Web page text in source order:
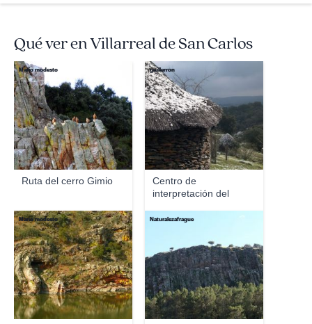
Qué ver en Villarreal de San Carlos
Ruta del cerro Gimio
Mario modesto
Centro de
interpretación del
guillerron
Mario modesto Naturalezafrague